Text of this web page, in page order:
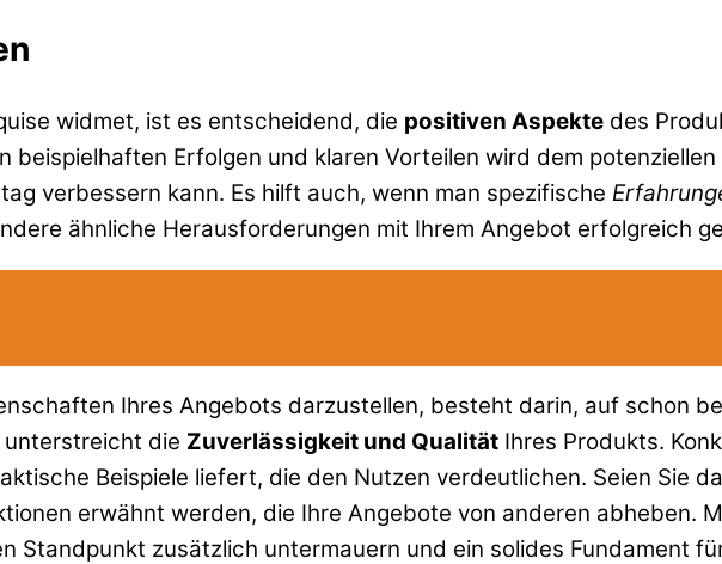
widmet, ist es entscheidend, die positiven Aspekte des
beispielhaften Erfolgen und klaren Vorteilen wird dem
verbessern kann. Es hilft auch, wenn man spezifische
ähnliche Herausforderungen mit Ihrem Angebot erfolgreich
Ihres Angebots darzustellen, besteht darin, auf schon
die Zuverlässigkeit und Qualität Ihres Produkts.
Beispiele liefert, die den Nutzen verdeutlichen. Seien Sie
erwähnt werden, die Ihre Angebote von anderen abheben.
Standpunkt zusätzlich untermauern und ein solides Fundament